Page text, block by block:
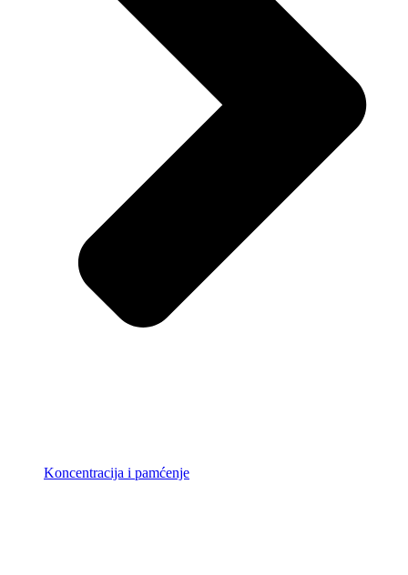
Koncentracija i pamćenje